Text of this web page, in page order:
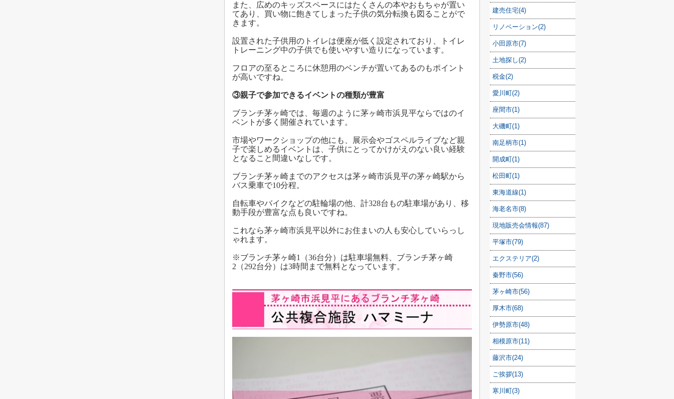
また、広めのキッズスペースにはたくさんの本やおもちゃが置い
てあり、買い物に飽きてしまった子供の気分転換も図ることがで
きます。
設置された子供用のトイレは便座が低く設定されており、トイレ
トレーニング中の子供でも使いやすい造りになっています。
フロアの至るところに休憩用のベンチが置いてあるのもポイント
が高いですね。
③親子で参加できるイベントの種類が豊富
ブランチ茅ヶ崎では、毎週のように茅ヶ崎市浜見平ならではのイ
ベントが多く開催されています。
市場やワークショップの他にも、展示会やゴスペルライブなど親
子で楽しめるイベントは、子供にとってかけがえのない良い経験
となること間違いなしです。
ブランチ茅ヶ崎までのアクセスは茅ヶ崎市浜見平の茅ヶ崎駅から
バス乗車で10分程。
自転車やバイクなどの駐輪場の他、計328台もの駐車場があり、移
動手段が豊富な点も良いですね。
これなら茅ヶ崎市浜見平以外にお住まいの人も安心していらっし
ゃれます。
※ブランチ茅ヶ崎1（36台分）は駐車場無料、ブランチ茅ヶ崎
2（292台分）は3時間まで無料となっています。
建売住宅(4)
リノベーション(2)
小田原市(7)
土地探し(2)
税金(2)
愛川町(2)
座間市(1)
大磯町(1)
南足柄市(1)
開成町(1)
松田町(1)
東海道線(1)
海老名市(8)
現地販売会情報(87)
平塚市(79)
エクステリア(2)
秦野市(56)
茅ヶ崎市(56)
厚木市(68)
伊勢原市(48)
相模原市(11)
藤沢市(24)
ご挨拶(13)
寒川町(3)